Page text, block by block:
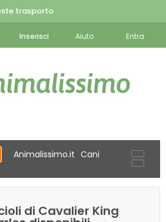
trasporto
Inserisci Aiuto Entra
Animalissimo.it Cani
di Cavalier King